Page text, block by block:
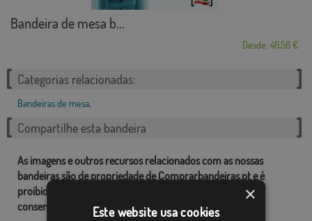
Bandeira de mesa b...
Desde: 46,56 €
Categorias relacionadas:
Bandeiras de mesa,
Compartilhe esta bandeira
As imagens e outros recursos relacionados com as nossas
bandeiras são de propriedade de Comprarbandeiras.pt e é
proibido a sua reprodução, utilização e modificação sem o
consentimento expresso da empresa.
×
Este website usa cookies